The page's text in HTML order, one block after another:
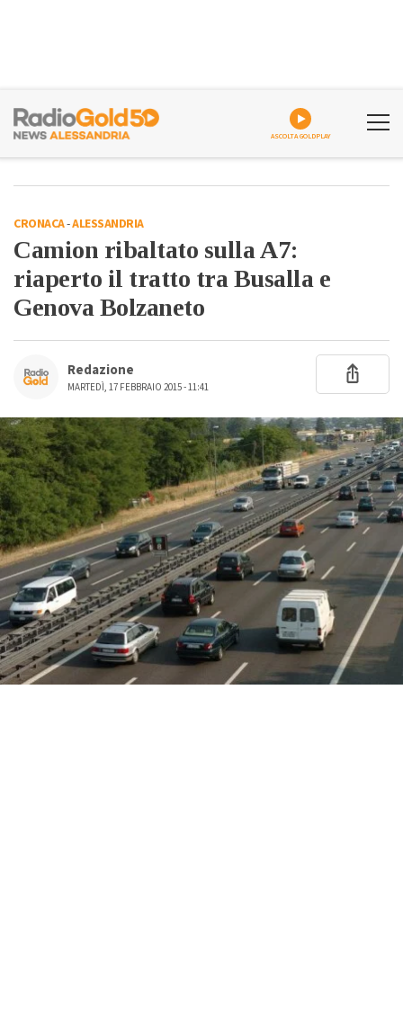
ASCOLTA GOLDPLAY
CRONACA-ALESSANDRIA
Camion ribaltato sulla A7:
riaperto il tratto tra Busalla e
Genova Bolzaneto
Redazione
MARTEDÌ, 17 FEBBRAIO 2015 - 11:41